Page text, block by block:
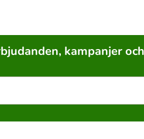
kampanjer